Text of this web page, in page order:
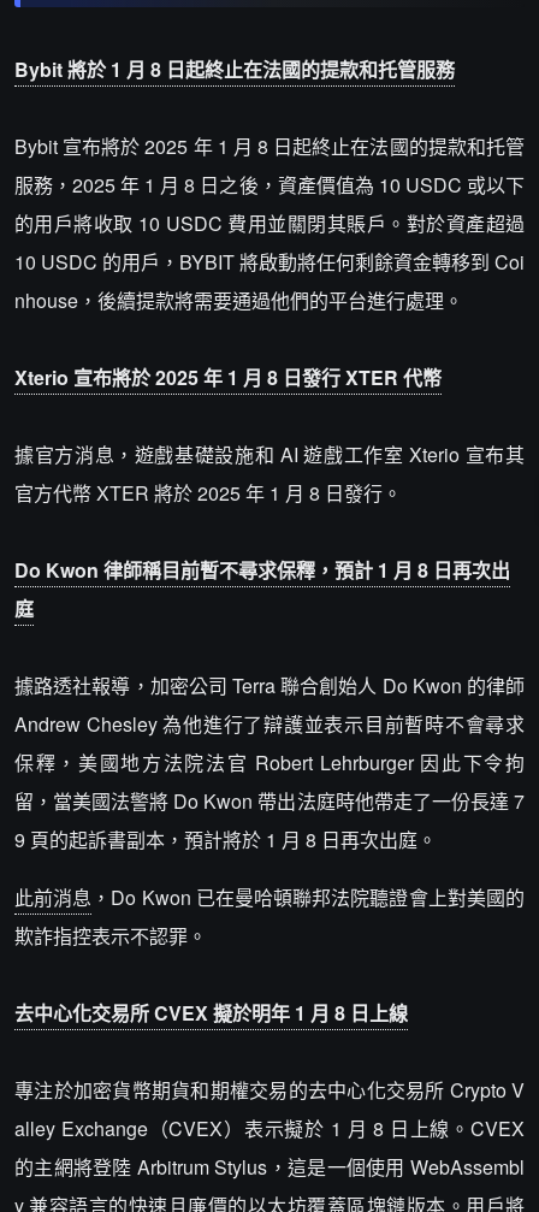
Bybit 將於 1 月 8 日起終止在法國的提款和托管服務
Bybit 宣布將於 2025 年 1 月 8 日起終止在法國的提款和托管
服務，2025 年 1 月 8 日之後，資產價值為 10 USDC 或以下
的用戶將收取 10 USDC 費用並關閉其賬戶。對於資產超過
10 USDC 的用戶，BYBIT 將啟動將任何剩餘資金轉移到 Coi
nhouse，後續提款將需要通過他們的平台進行處理。
Xterio 宣布將於 2025 年 1 月 8 日發行 XTER 代幣
據官方消息，遊戲基礎設施和 AI 遊戲工作室 Xterio 宣布其
官方代幣 XTER 將於 2025 年 1 月 8 日發行。
Do Kwon 律師稱目前暫不尋求保釋，預計 1 月 8 日再次出
庭
據路透社報導，加密公司 Terra 聯合創始人 Do Kwon 的律師
Andrew Chesley 為他進行了辯護並表示目前暫時不會尋求
保釋，美國地方法院法官 Robert Lehrburger 因此下令拘
留，當美國法警將 Do Kwon 帶出法庭時他帶走了一份長達 7
9 頁的起訴書副本，預計將於 1 月 8 日再次出庭。
此前消息 ，Do Kwon 已在曼哈頓聯邦法院聽證會上對美國的
欺詐指控表示不認罪。
去中心化交易所 CVEX 擬於明年 1 月 8 日上線
專注於加密貨幣期貨和期權交易的去中心化交易所 Crypto V
alley Exchange（CVEX）表示擬於 1 月 8 日上線。CVEX
的主網將登陸 Arbitrum Stylus，這是一個使用 WebAssembl
y 兼容語言的快速且廉價的以太坊覆蓋區塊鏈版本。用戶將